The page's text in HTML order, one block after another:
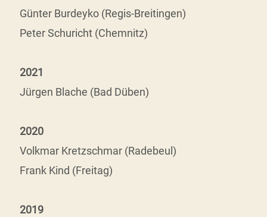
Günter Burdeyko (Regis-Breitingen)
Peter Schuricht (Chemnitz)
2021
Jürgen Blache (Bad Düben)
2020
Volkmar Kretzschmar (Radebeul)
Frank Kind (Freitag)
2019